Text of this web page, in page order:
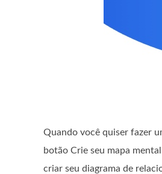
Quando você quiser fazer
botão Crie seu mapa mental
criar seu diagrama de